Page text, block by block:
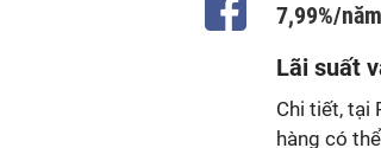
7,99%/
Lãi suất
Chi tiết, tại
hàng có